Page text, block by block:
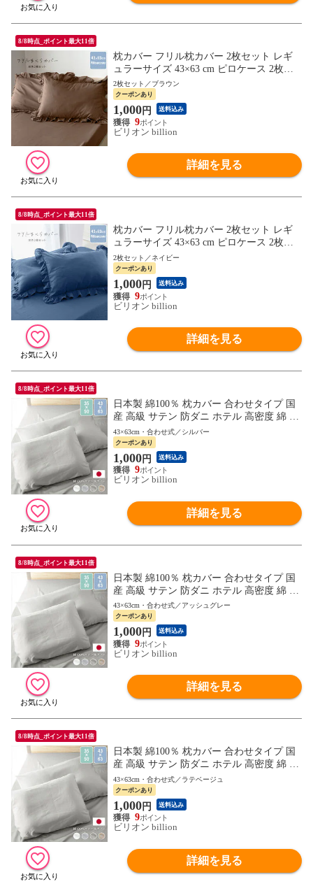
8/8時点_ポイント最大11倍
枕カバー フリル枕カバー 2枚セット レギ
ュラーサイズ 43×63 cm ピロケース 2枚組
まくらカバー 【ブラウン】
2枚セット／ブラウン
クーポンあり
1,000円 送料込み
9
ビリオン billion
詳細を見る
8/8時点_ポイント最大11倍
枕カバー フリル枕カバー 2枚セット レギ
ュラーサイズ 43×63 cm ピロケース 2枚組
まくらカバー 【ネイビー】
2枚セット／ネイビー
クーポンあり
1,000円 送料込み
9
ビリオン billion
詳細を見る
8/8時点_ポイント最大11倍
日本製 綿100％ 枕カバー 合わせタイプ 国
産 高級 サテン 防ダニ ホテル 高密度 綿 コ
ットン ピロケース 43×63cm 【シルバー】
43×63cm・合わせ式／シルバー
クーポンあり
1,000円 送料込み
9
ビリオン billion
詳細を見る
8/8時点_ポイント最大11倍
日本製 綿100％ 枕カバー 合わせタイプ 国
産 高級 サテン 防ダニ ホテル 高密度 綿 コ
ットン ピロケース 43×63cm 【アッシュグ
レー】
43×63cm・合わせ式／アッシュグレー
クーポンあり
1,000円 送料込み
9
ビリオン billion
詳細を見る
8/8時点_ポイント最大11倍
日本製 綿100％ 枕カバー 合わせタイプ 国
産 高級 サテン 防ダニ ホテル 高密度 綿 コ
ットン ピロケース 43×63cm 【ラテベージ
ュ】
43×63cm・合わせ式／ラテベージュ
クーポンあり
1,000円 送料込み
9
ビリオン billion
詳細を見る